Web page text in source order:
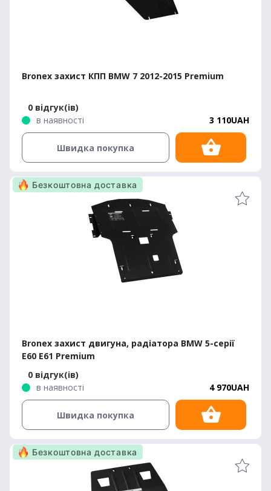
Bronex захист КПП BMW 7 2012-2015 Premium
0 відгук(ів)
в наявності
3 110UAH
Швидка покупка
Bronex захист двигуна, радіатора BMW 5-серії
E60 E61 Premium
0 відгук(ів)
в наявності
4 970UAH
Безкоштовна доставка
Швидка покупка
Безкоштовна доставка